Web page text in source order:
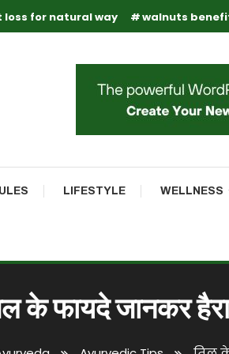
loss for natural way walnuts
LIFESTYLE WELLNESS
के फायदे जानकर